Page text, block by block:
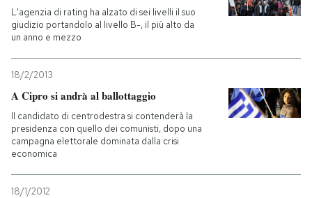
L'agenzia di rating ha alzato di sei livelli il suo
giudizio portandolo al livello B-, il più alto da
un anno e mezzo
18/2/2013
A Cipro si andrà al ballottaggio
Il candidato di centrodestra si contenderà la
presidenza con quello dei comunisti, dopo una
campagna elettorale dominata dalla crisi
economica
18/1/2012